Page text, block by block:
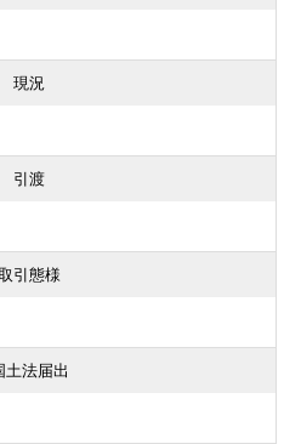
現況
引渡
引態様
土法届出